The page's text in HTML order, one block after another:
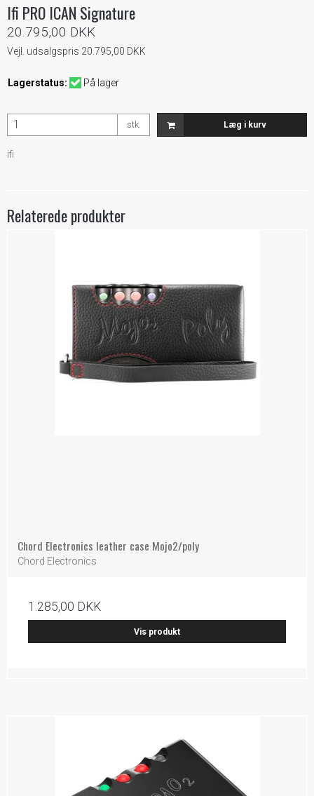
Ifi PRO ICAN Signature
20.795,00 DKK
Vejl. udsalgspris 20.795,00 DKK
Lagerstatus: På lager
stk. Læg i kurv
ifi
Relaterede produkter
Chord Electronics leather case Mojo2/poly
Chord Electronics
1.285,00 DKK
Vis produkt